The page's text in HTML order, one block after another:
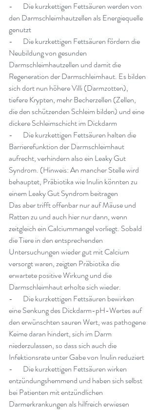
- Die kurzkettigen Fettsäuren werden von
den Darmschleimhautzellen als Energiequelle
genutzt
- Die kurzkettigen Fettsäuren fördern die
Neubildung von gesunden
Darmschleimhautzellen und damit die
Regeneration der Darmschleimhaut. Es bilden
sich dort nun höhere Villi (Darmzotten),
tiefere Krypten, mehr Becherzellen (Zellen,
die den schützenden Schleim bilden) und eine
dickere Schleimschicht im Dickdarm
- Die kurzkettigen Fettsäuren halten die
Barrierefunktion der Darmschleimhaut
aufrecht, verhindern also ein Leaky Gut
Syndrom. (Hinweis: An mancher Stelle wird
behauptet, Präbiotika wie Inulin könnten zu
einem Leaky Gut Syndrom beitragen
Das aber trifft offenbar nur auf Mäuse und
Ratten zu und auch hier nur dann, wenn
zeitgleich ein Calciummangel vorliegt. Sobald
die Tiere in den entsprechenden
Untersuchungen wieder gut mit Calcium
versorgt waren, zeigten Präbiotika die
erwartete positive Wirkung und die
Darmschleimhaut erholte sich wieder.
- Die kurzkettigen Fettsäuren bewirken
eine Senkung des Dickdarm-pH-Wertes auf
den erwünschten sauren Wert, was pathogene
Keime daran hindert, sich im Darm
niederzulassen, so dass sich auch die
Infektionsrate unter Gabe von Inulin reduziert
- Die kurzkettigen Fettsäuren wirken
entzündungshemmend und haben sich selbst
bei Patienten mit entzündlichen
Darmerkrankungen als hilfreich erwiesen